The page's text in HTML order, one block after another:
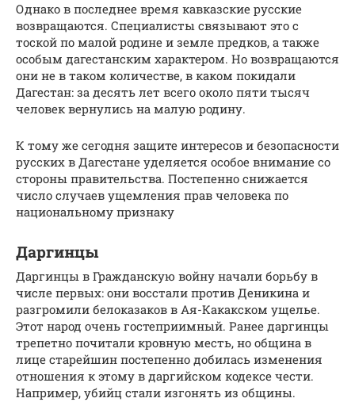
Однако в последнее время кавказские русские
возвращаются. Специалисты связывают это с
тоской по малой родине и земле предков, а также
особым дагестанским характером. Но возвращаются
они не в таком количестве, в каком покидали
Дагестан: за десять лет всего около пяти тысяч
человек вернулись на малую родину.
К тому же сегодня защите интересов и безопасности
русских в Дагестане уделяется особое внимание со
стороны правительства. Постепенно снижается
число случаев ущемления прав человека по
национальному признаку
Даргинцы
Даргинцы в Гражданскую войну начали борьбу в
числе первых: они восстали против Деникина и
разгромили белоказаков в Ая-Какакском ущелье.
Этот народ очень гостеприимный. Ранее даргинцы
трепетно почитали кровную месть, но община в
лице старейшин постепенно добилась изменения
отношения к этому в даргийском кодексе чести.
Например, убийц стали изгонять из общины.